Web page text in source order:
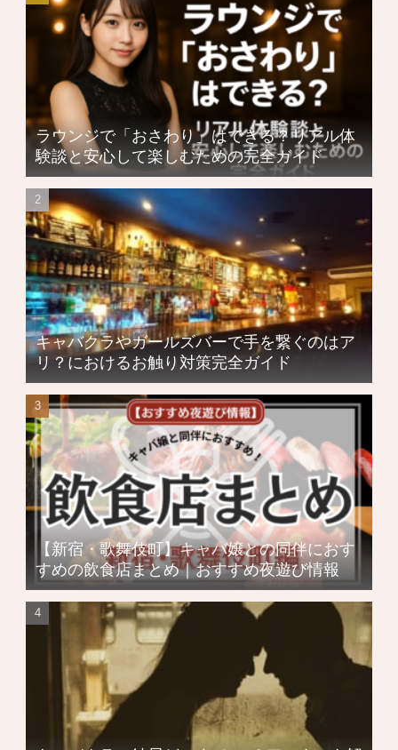
ラウンジで「おさわり」はできる？リアル体
験談と安心して楽しむための完全ガイド
キャバクラやガールズバーで手を繋ぐのはア
リ？におけるお触り対策完全ガイド
【新宿・歌舞伎町】キャバ嬢との同伴におす
すめの飲食店まとめ｜おすすめ夜遊び情報